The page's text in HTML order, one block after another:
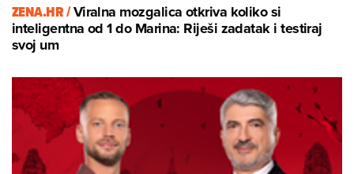
ZENA.HR /Viralna mozgalica otkriva koliko si
inteligentna od 1 do Marina: Riješi zadatak i testiraj
svoj um